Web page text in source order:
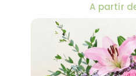
A partir